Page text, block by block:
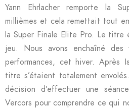
Yann Ehrlacher remporte la
millièmes et cela remettait tout
la Super Finale Elite Pro. Le titre
jeu. Nous avons enchaîné
performances, cet hiver. Après
titre s’étaient totalement
décision d’effectuer une
Vercors pour comprendre ce qui